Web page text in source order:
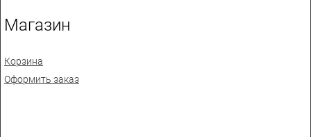
Магазин
Корзина
Оформить заказ